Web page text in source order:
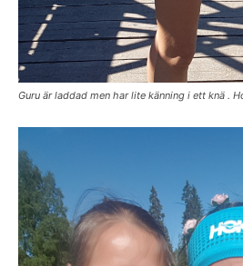
Guru är laddad men har lite känning i ett knä .